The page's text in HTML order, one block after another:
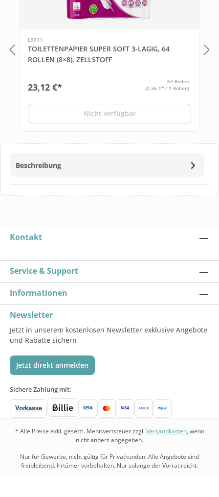
Beschreibung
LB011
TOILETTENPAPIER SUPER SOFT 3-LAGIG, 64
ROLLEN (8×8), ZELLSTOFF
23,12 €*
64 Rollen
(0,36 €* / 1 Rollen)
Nicht verfügbar
Kontakt
Service & Support
Informationen
Newsletter
Jetzt in unserem kostenlosen Newsletter exklusive Angebote
und Rabatte sichern
Jetzt direkt anmelden
Sichere Zahlung mit:
Vorkasse SEPA VISA AMEX PayPal
* Alle Preise exkl. gesetzl. Mehrwertsteuer zzgl.Versandkosten, wenn
nicht anders angegeben.
Nur für Gewerbe, nicht gültig für Privatkunden. Alle Angebote sind
freibleibend. Irrtümer vorbehalten. Nur solange der Vorrat reicht.